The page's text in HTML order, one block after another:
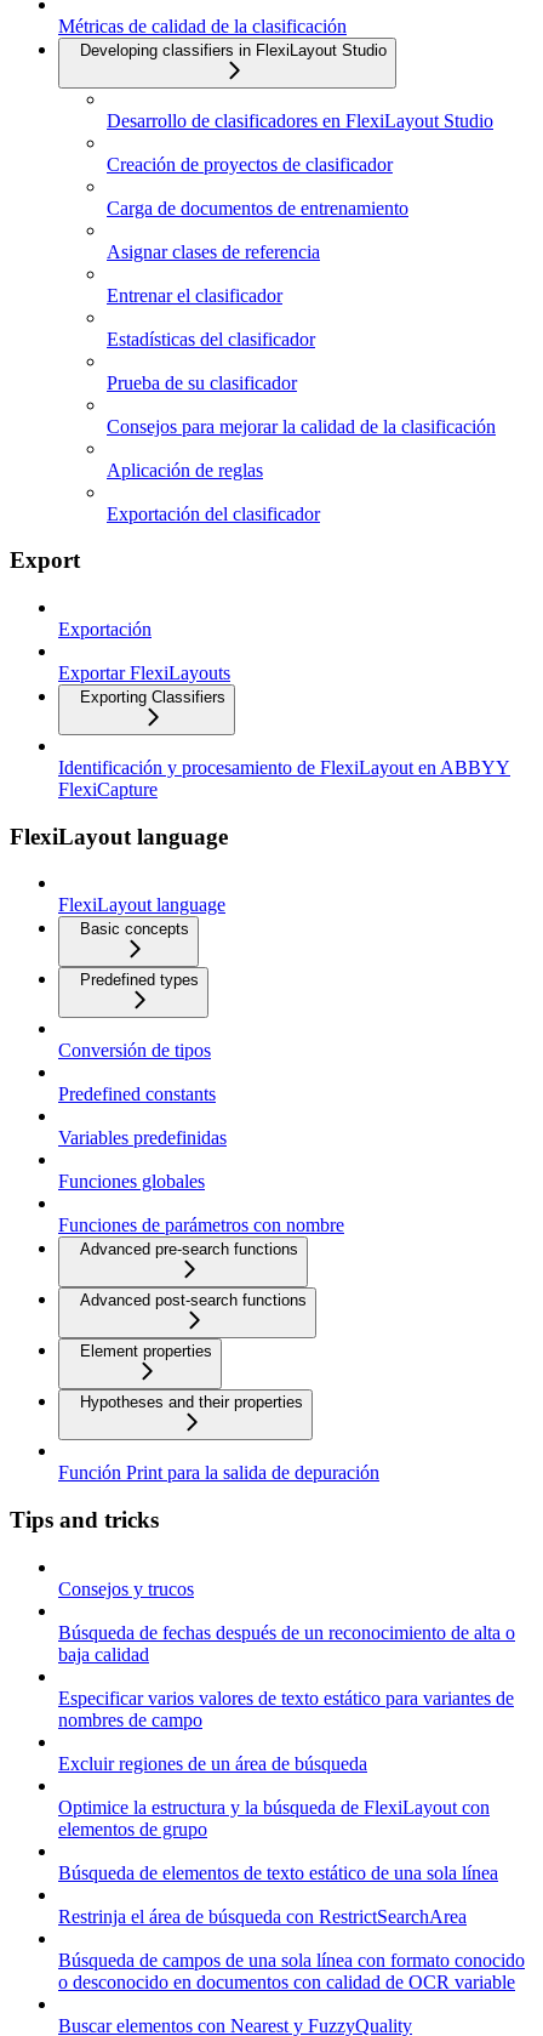
Métricas de calidad de la clasificación
Developing classifiers in FlexiLayout Studio
Desarrollo de clasificadores en FlexiLayout Studio
Creación de proyectos de clasificador
Carga de documentos de entrenamiento
Asignar clases de referencia
Entrenar el clasificador
Estadísticas del clasificador
Prueba de su clasificador
Consejos para mejorar la calidad de la clasificación
Aplicación de reglas
Exportación del clasificador
Export
Exportación
Exportar FlexiLayouts
Exporting Classifiers
Identificación y procesamiento de FlexiLayout en ABBYY
FlexiCapture
FlexiLayout language
FlexiLayout language
Basic concepts
Predefined types
Conversión de tipos
Predefined constants
Variables predefinidas
Funciones globales
Funciones de parámetros con nombre
Advanced pre-search functions
Advanced post-search functions
Element properties
Hypotheses and their properties
Función Print para la salida de depuración
Tips and tricks
Consejos y trucos
Búsqueda de fechas después de un reconocimiento de alta o
baja calidad
Especificar varios valores de texto estático para variantes de
nombres de campo
Excluir regiones de un área de búsqueda
Optimice la estructura y la búsqueda de FlexiLayout con
elementos de grupo
Búsqueda de elementos de texto estático de una sola línea
Restrinja el área de búsqueda con RestrictSearchArea
Búsqueda de campos de una sola línea con formato conocido
o desconocido en documentos con calidad de OCR variable
Buscar elementos con Nearest y FuzzyQuality